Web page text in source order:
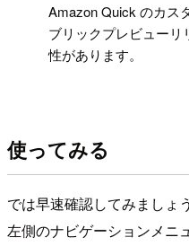
Amazon Quick のカス
ブリックプレビュー
性があります。
使ってみる
では早速確認してみましょう
左側のナビゲーションメニ